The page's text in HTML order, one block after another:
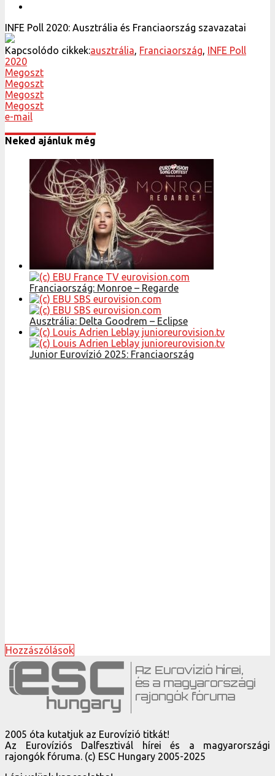
INFE Poll 2020: Ausztrália és Franciaország szavazatai
Kapcsolódo cikkek:ausztrália, Franciaország, INFE Poll
2020
Megoszt
Megoszt
Megoszt
Megoszt
e-mail
Neked ajánluk még
Franciaország: Monroe – Regarde
Ausztrália: Delta Goodrem – Eclipse
Junior Eurovízió 2025: Franciaország
Hozzászólások
2005 óta kutatjuk az Eurovízió titkát!
Az Eurovíziós Dalfesztivál hírei és a magyarországi
rajongók fóruma. (c) ESC Hungary 2005-2025